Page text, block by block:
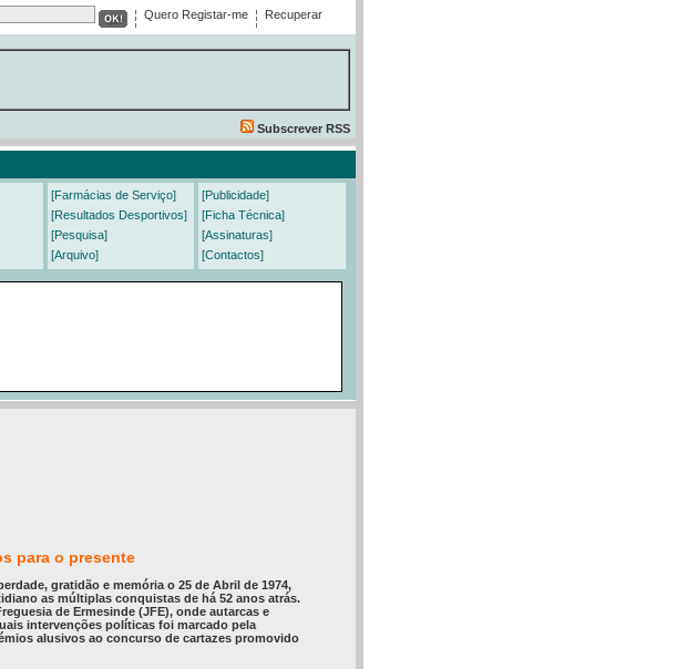
Quero Registar-me
Recuperar
Subscrever RSS
[Farmácias de Serviço]
[Resultados Desportivos]
[Pesquisa]
[Arquivo]
[Publicidade]
[Ficha Técnica]
[Assinaturas]
[Contactos]
para o presente
gratidão e memória o 25 de Abril de 1974,
as múltiplas conquistas de há 52 anos atrás.
de Ermesinde (JFE), onde autarcas e
intervenções políticas foi marcado pela
alusivos ao concurso de cartazes promovido